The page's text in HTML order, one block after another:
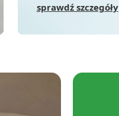
sprawdź szczegóły